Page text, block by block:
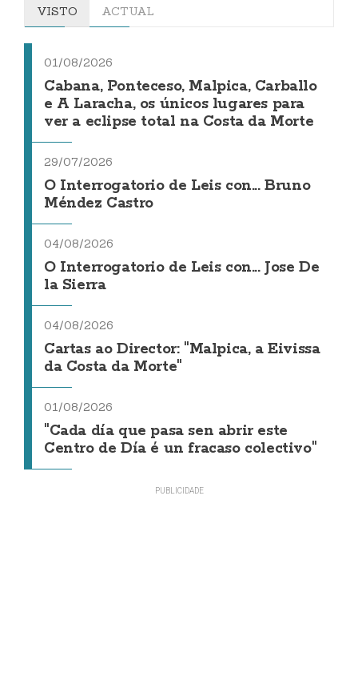
VISTO ACTUAL
01/08/2026
Cabana, Ponteceso, Malpica, Carballo
e A Laracha, os únicos lugares para
ver a eclipse total na Costa da Morte
29/07/2026
O Interrogatorio de Leis con... Bruno
Méndez Castro
04/08/2026
O Interrogatorio de Leis con... Jose De
la Sierra
04/08/2026
Cartas ao Director: "Malpica, a Eivissa
da Costa da Morte"
01/08/2026
"Cada día que pasa sen abrir este
Centro de Día é un fracaso colectivo"